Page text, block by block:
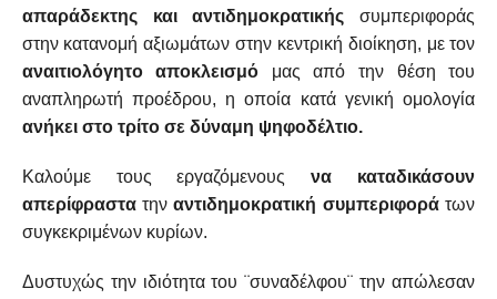
απαράδεκτης και αντιδημοκρατικής συμπεριφοράς
στην κατανομή αξιωμάτων στην κεντρική διοίκηση, με τον
αναιτιολόγητο αποκλεισμό μας από την θέση του
αναπληρωτή προέδρου, η οποία κατά γενική ομολογία
ανήκει στο τρίτο σε δύναμη ψηφοδέλτιο.
Καλούμε τους εργαζόμενουςνα καταδικάσουν
απερίφραστατηναντιδημοκρατική συμπεριφοράτων
συγκεκριμένων κυρίων.
Δυστυχώς την ιδιότητα του ¨συναδέλφου¨ την απώλεσαν